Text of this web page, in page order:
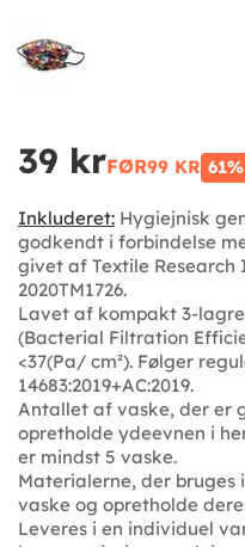
39 krFØR99 KR 61%
Inkluderet: Hygiejnisk
godkendt i forbindelse
givet af Textile
2020TM1726.
Lavet af kompakt 3-
(Bacterial Filtration
<37(Pa/ cm²). Følger
14683:2019+AC:2019.
Antallet af vaske, der er
opretholde ydeevnen i
er mindst 5 vaske.
Materialerne, der bruges
vaske og opretholde
Leveres i en individuel